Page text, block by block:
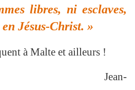
libres, ni esclaves,
Jésus-Christ. »
à Malte et ailleurs !